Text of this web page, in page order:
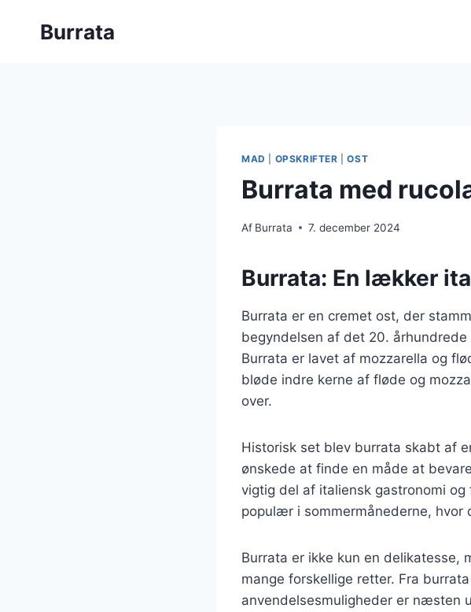
Burrata
MAD OPSKRIFTER |OST
Burrata med
Af Burrata 7. december 2024
Burrata: En lækker
Burrata er en cremet ost, der
begyndelsen af det 20.
Burrata er lavet af mozzarella og
bløde indre kerne af fløde og
over.
Historisk set blev burrata skabt af
ønskede at finde en måde at
vigtig del af italiensk gastronomi
populær i sommermånederne, hvor
Burrata er ikke kun en delikatesse,
mange forskellige retter. Fra
anvendelsesmuligheder er næsten